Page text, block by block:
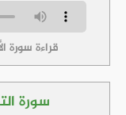
قراءة سورة
سورة